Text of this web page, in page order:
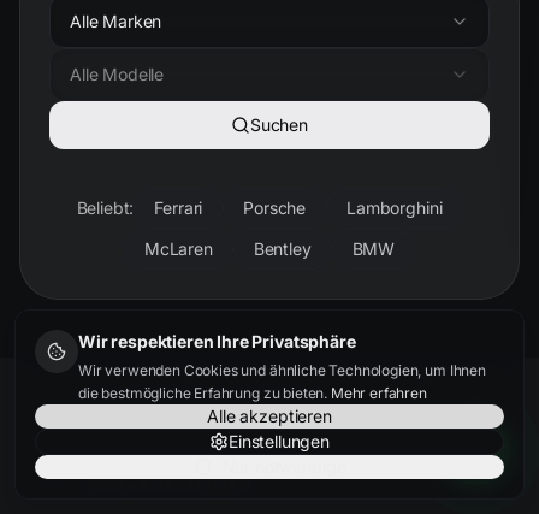
Wir respektieren Ihre Privatsphäre
Wir verwenden Cookies und ähnliche Technologien, um Ihnen
die bestmögliche Erfahrung zu bieten. Mehr erfahren
Alle akzeptieren
Einstellungen
Alle Marken
Alle Modelle
Suchen
Beliebt: Ferrari Porsche
Lamborghini
McLaren
Bentley BMW
KUNDENSTIMMEN